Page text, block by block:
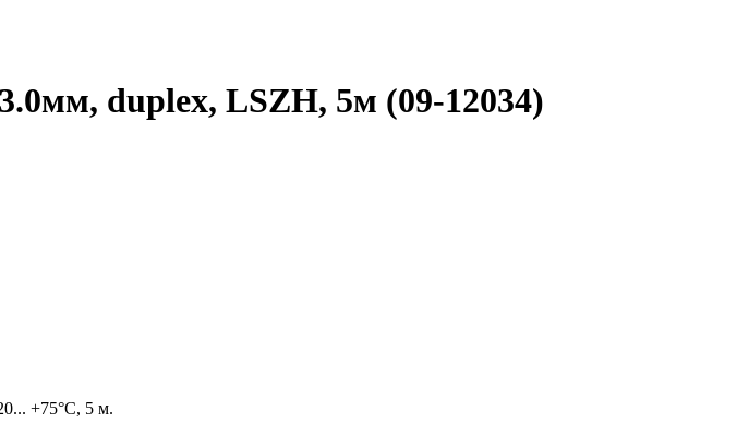
duplex, LSZH, 5м (09-12034)
+75°C, 5 м.